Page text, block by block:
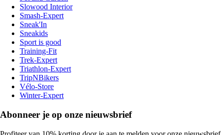
Slowood Interior
Smash-Expert
Sneak'In
Sneakids
Sport is good
Training-Fit
Trek-Expert
Triathlon-Expert
TripNBikers
Vélo-Store
Winter-Expert
Abonneer je op onze nieuwsbrief